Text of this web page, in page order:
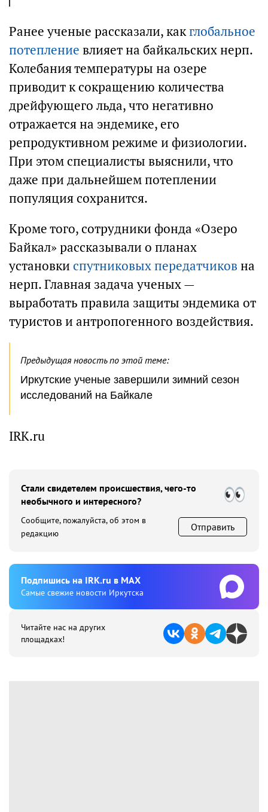
Ранее ученые рассказали, какглобальное
потепление влияет на байкальских нерп.
Колебания температуры на озере
приводит к сокращению количества
дрейфующего льда, что негативно
отражается на эндемике, его
репродуктивном режиме и физиологии.
При этом специалисты выяснили, что
даже при дальнейшем потеплении
популяция сохранится.
Кроме того, сотрудники фонда «Озеро
Байкал» рассказывали о планах
установки спутниковых передатчиков на
нерп. Главная задача ученых —
выработать правила защиты эндемика от
туристов и антропогенного воздействия.
Предыдущая новость по этой теме:
Иркутские ученые завершили зимний сезон
исследований на Байкале
IRK.ru
Стали свидетелем происшествия, чего-то
необычного и интересного?
Сообщите, пожалуйста, об этом в
редакцию
Отправить
Подпишиcь на IRK.ru в MAX
Cамые свежие новости Иркутска
Читайте нас на других
площадках!